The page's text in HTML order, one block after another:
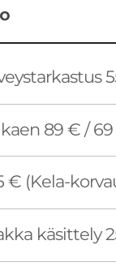
89 € /
€ (Kela-
käsittely